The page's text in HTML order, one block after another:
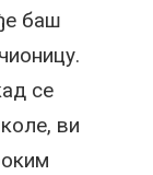
баш
се
ви